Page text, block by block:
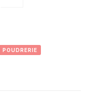
POUDRERIE